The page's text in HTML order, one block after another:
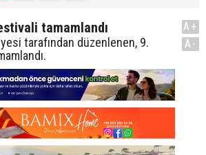
tamamlandı
tarafından düzenlenen, 9.
A+
A-